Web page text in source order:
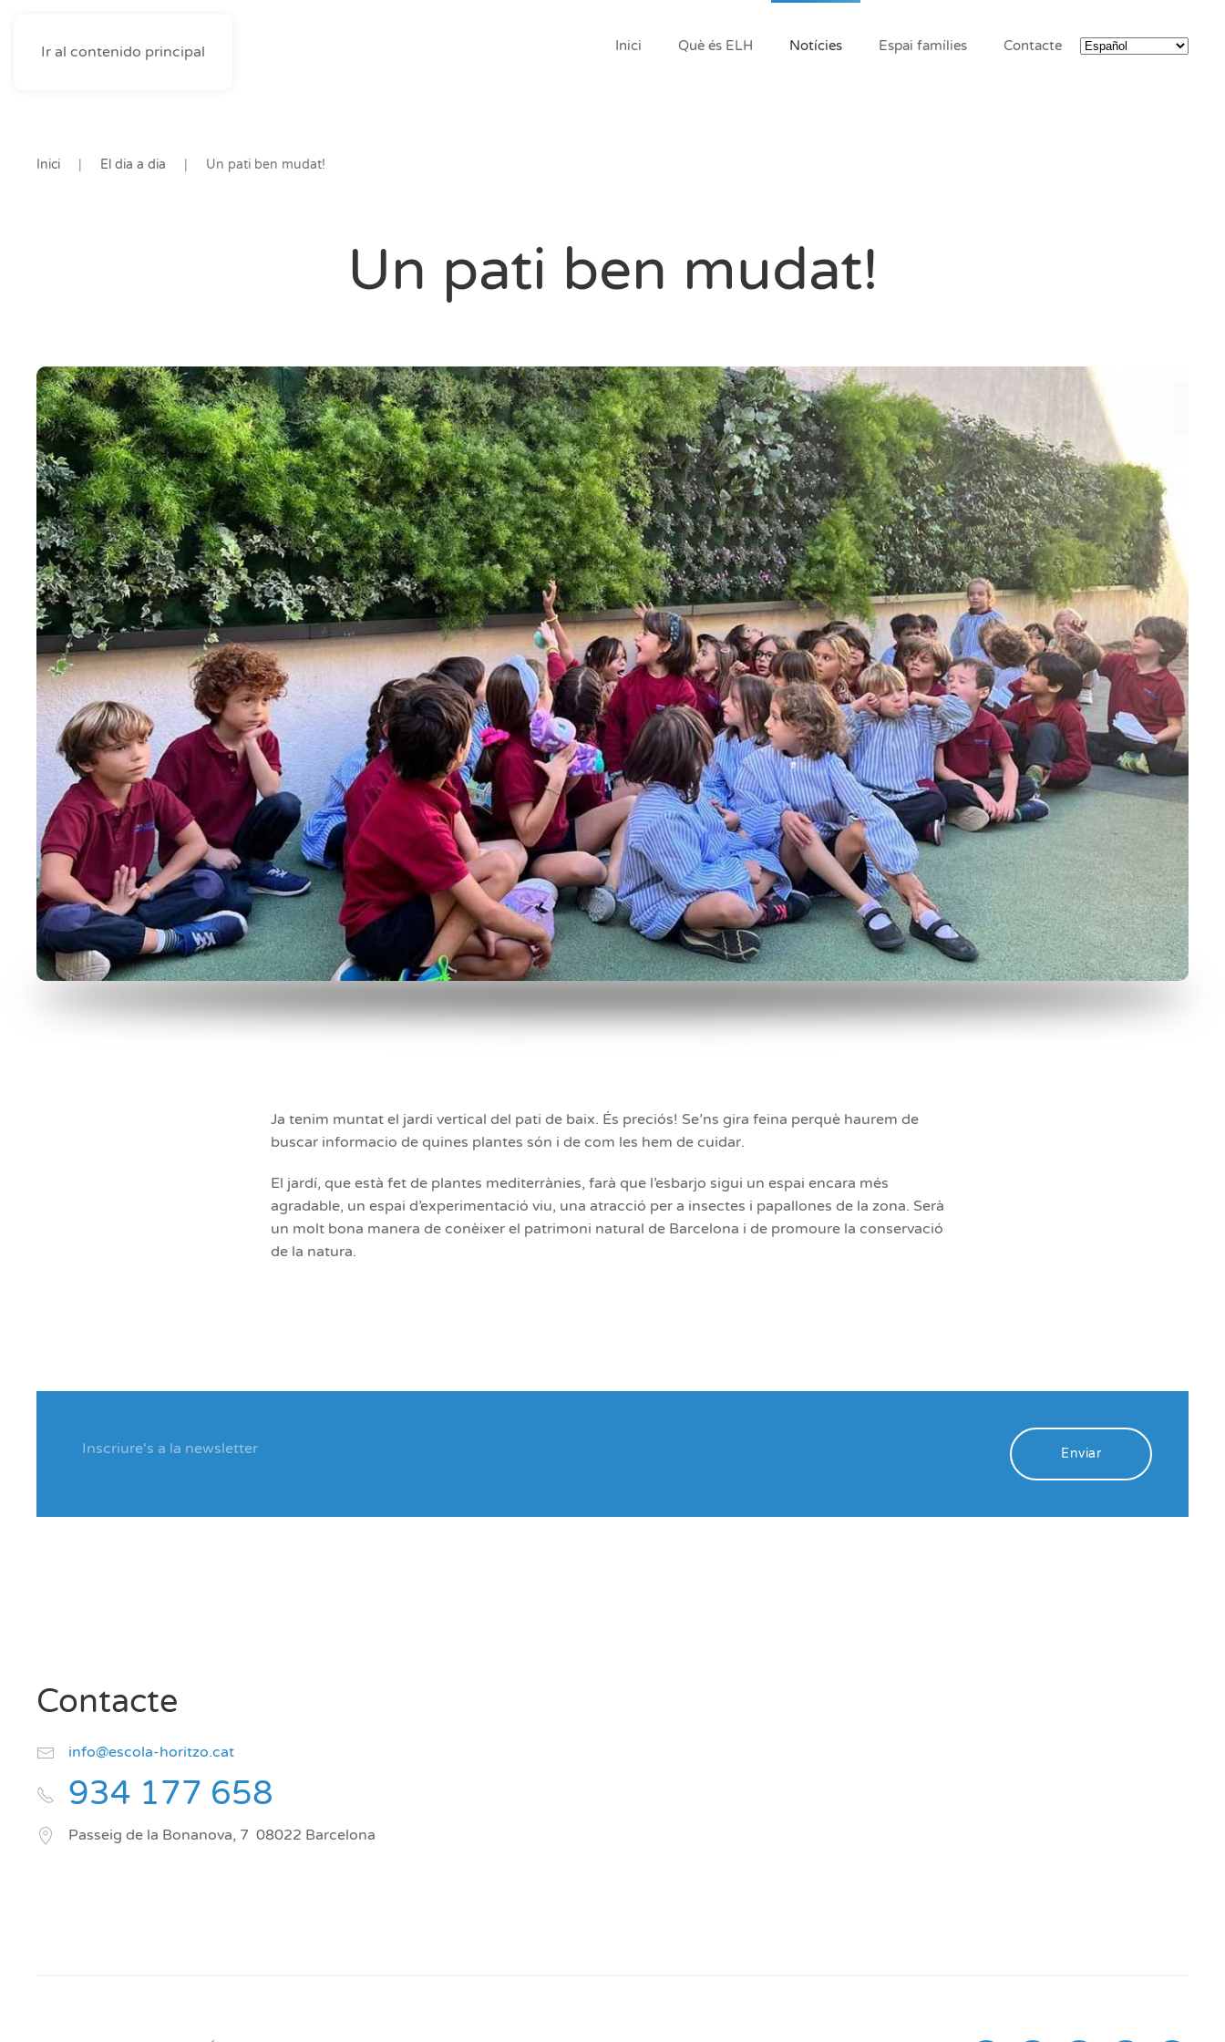
Ir al contenido principal Inici Què és ELH Notícies Espai famílies Contacte
Inici El dia a dia Un pati ben mudat!
Un pati ben mudat!
Ja tenim muntat el jardi vertical del pati de baix. És preciós! Se’ns gira feina perquè haurem de
buscar informacio de quines plantes són i de com les hem de cuidar.
El jardí, que està fet de plantes mediterrànies, farà que l’esbarjo sigui un espai encara més
agradable, un espai d’experimentació viu, una atracció per a insectes i papallones de la zona. Serà
un molt bona manera de conèixer el patrimoni natural de Barcelona i de promoure la conservació
de la natura.
Enviar
Contacte
info@escola-horitzo.cat
934 177 658
Passeig de la Bonanova, 7 08022 Barcelona